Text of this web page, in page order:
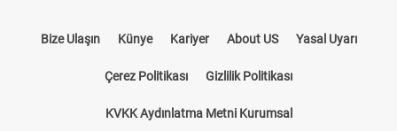
Bize Ulaşın Künye Kariyer About US Yasal Uyarı
Çerez Politikası Gizlilik Politikası
KVKK Aydınlatma Metni Kurumsal